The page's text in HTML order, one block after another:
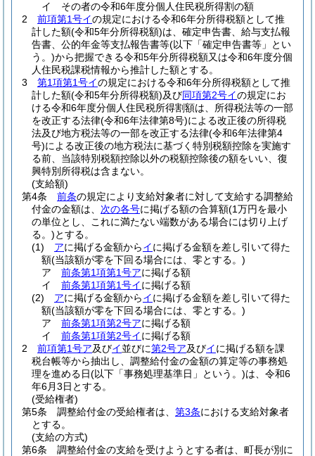
イ
その者の令和6年度分個人住民税所得割の額
2
前項第1号イの規定における令和6年分所得税額として推
計した額(令和5年分所得税額)は、確定申告書、給与支払報
告書、公的年金等支払報告書等(以下「確定申告書等」とい
う。)から把握できる令和5年分所得税額又は令和6年度分個
人住民税課税情報から推計した額とする。
3
第1項第1号イの規定における令和6年分所得税額として推
計した額(令和5年分所得税額)及び同項第2号イの規定にお
ける令和6年度分個人住民税所得割額は、所得税法等の一部
を改正する法律(令和6年法律第8号)による改正後の所得税
法及び地方税法等の一部を改正する法律(令和6年法律第4
号)による改正後の地方税法に基づく特別税額控除を実施す
る前、当該特別税額控除以外の税額控除後の額をいい、復
興特別所得税は含まない。
(支給額)
第4条
前条の規定により支給対象者に対して支給する調整給
付金の金額は、 次の各号に掲げる額の合算額(1万円を最小
の単位とし、これに満たない端数がある場合には切り上げ
る。)とする。
(1)
アに掲げる金額からイに掲げる金額を差し引いて得た
額(当該額が零を下回る場合には、零とする。)
ア
前条第1項第1号アに掲げる額
イ
前条第1項第1号イに掲げる額
(2)
アに掲げる金額からイに掲げる金額を差し引いて得た
額(当該額が零を下回る場合には、零とする。)
ア
前条第1項第2号アに掲げる額
イ
前条第1項第2号イに掲げる額
2
前項第1号ア及びイ並びに第2号ア及びイに掲げる額を課
税台帳等から抽出し、調整給付金の金額の算定等の事務処
理を進める日(以下「事務処理基準日」という。)は、令和6
年6月3日とする。
(受給権者)
第5条
調整給付金の受給権者は、 第3条における支給対象者
とする。
(支給の方式)
第6条
調整給付金の支給を受けようとする者は、町長が別に